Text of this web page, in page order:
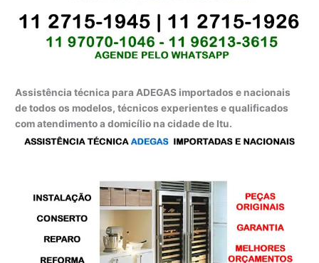
Assistência técnica para ADEGAS importados e nacionais
de todos os modelos, técnicos experientes e qualificados
com atendimento a domicílio na cidade de Itu.